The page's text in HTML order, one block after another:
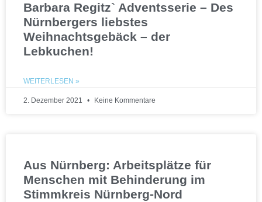
Barbara Regitz` Adventsserie – Des
Nürnbergers liebstes
Weihnachtsgebäck – der
Lebkuchen!
WEITERLESEN »
2. Dezember 2021 Keine Kommentare
Aus Nürnberg: Arbeitsplätze für
Menschen mit Behinderung im
Stimmkreis Nürnberg-Nord